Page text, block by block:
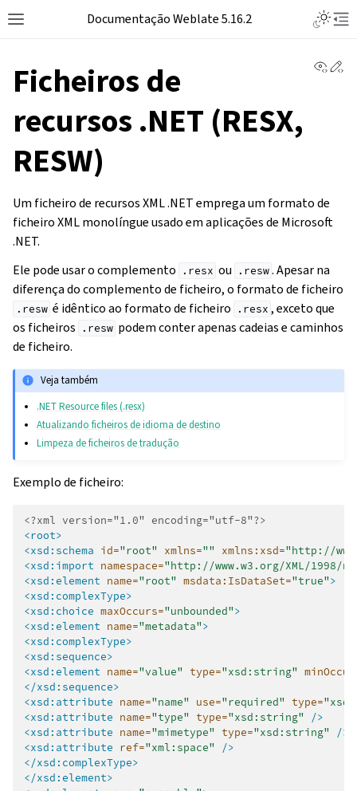
Documentação Weblate 5.16.2
Ficheiros de
recursos .NET (RESX,
RESW)
Um ficheiro de recursos XML .NET emprega um formato de
ficheiro XML monolíngue usado em aplicações de Microsoft
.NET.
Ele pode usar o complemento
.resx ou .resw . Apesar na
diferença do complemento de ficheiro, o formato de ficheiro
.resw é idêntico ao formato de ficheiro .resx , exceto que
os ficheiros
.resw podem conter apenas cadeias e caminhos
de ficheiro.
Veja também
.NET Resource files (.resx)
Atualizando ficheiros de idioma de destino
Limpeza de ficheiros de tradução
Exemplo de ficheiro:
<?xml version="1.0" encoding="utf-8"?>
<root>
<xsd:schema id="root" xmlns="" xmlns:xsd="http://
<xsd:import namespace="http://www.w3.org/XML/1998/
<xsd:element name="root" msdata:IsDataSet="true">
<xsd:complexType>
<xsd:choice maxOccurs="unbounded">
<xsd:element name="metadata">
<xsd:complexType>
<xsd:sequence>
<xsd:element name="value" type="xsd:string"
</xsd:sequence>
<xsd:attribute name="name" use="required" type=
<xsd:attribute name="type" type="xsd:string"
/>
<xsd:attribute name="mimetype" type="xsd:string"
/>
<xsd:attribute ref="xml:space"
/>
</xsd:complexType>
</xsd:element>